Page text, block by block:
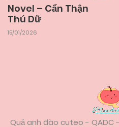
Novel – Cẩn Thận
Thú Dữ
15/01/2026
Quả anh đào cuteo - QADC